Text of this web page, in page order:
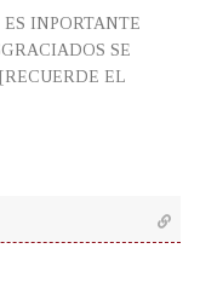
INPORTANTE
SE
EL